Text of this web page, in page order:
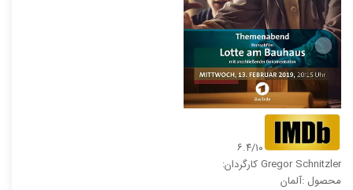
۶.۴/۱۰
Gregor Schnitzler کارگردان:
محصول :آلمان